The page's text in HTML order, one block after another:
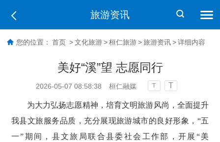
旅游资讯
您的位置： 首页 > 文化旅游 > 桓仁旅游 > 旅游资讯 > 详细内容
美好“溪”望 志愿同行
2026-05-07 08:58:38 桓仁融媒 T T
为大力弘扬志愿精神，培育文明旅游风尚，全面提升
我县文旅服务品质，充分展现旅游城市的良好形象，“五
一”期间，县文旅局联合县委社会工作部，开展“美